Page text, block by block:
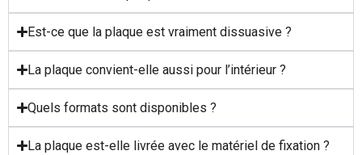
Est-ce que la plaque est vraiment dissuasive ?
La plaque convient-elle aussi pour l’intérieur ?
Quels formats sont disponibles ?
La plaque est-elle livrée avec le matériel de fixation ?